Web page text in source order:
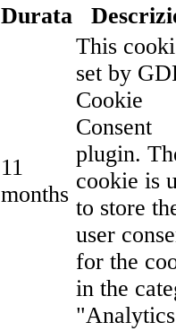
Durata
11
months
This
set by
Cookie
Consent
plugin.
cookie is
to store
user
for the
in the